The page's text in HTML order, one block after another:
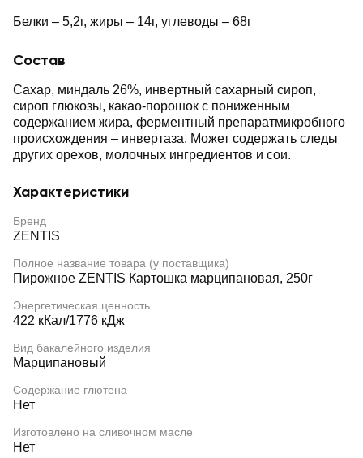
Белки – 5,2г, жиры – 14г, углеводы – 68г
Состав
Сахар, миндаль 26%, инвертный сахарный сироп,
сироп глюкозы, какао-порошок с пониженным
содержанием жира, ферментный препаратмикробного
происхождения – инвертаза. Может содержать следы
других орехов, молочных ингредиентов и сои.
Характеристики
Бренд
ZENTIS
Полное название товара (у поставщика)
Пирожное ZENTIS Картошка марципановая, 250г
Энергетическая ценность
422 кКал/1776 кДж
Вид бакалейного изделия
Марципановый
Содержание глютена
Нет
Изготовлено на сливочном масле
Нет